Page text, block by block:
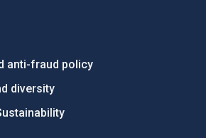
anti-fraud policy
diversity